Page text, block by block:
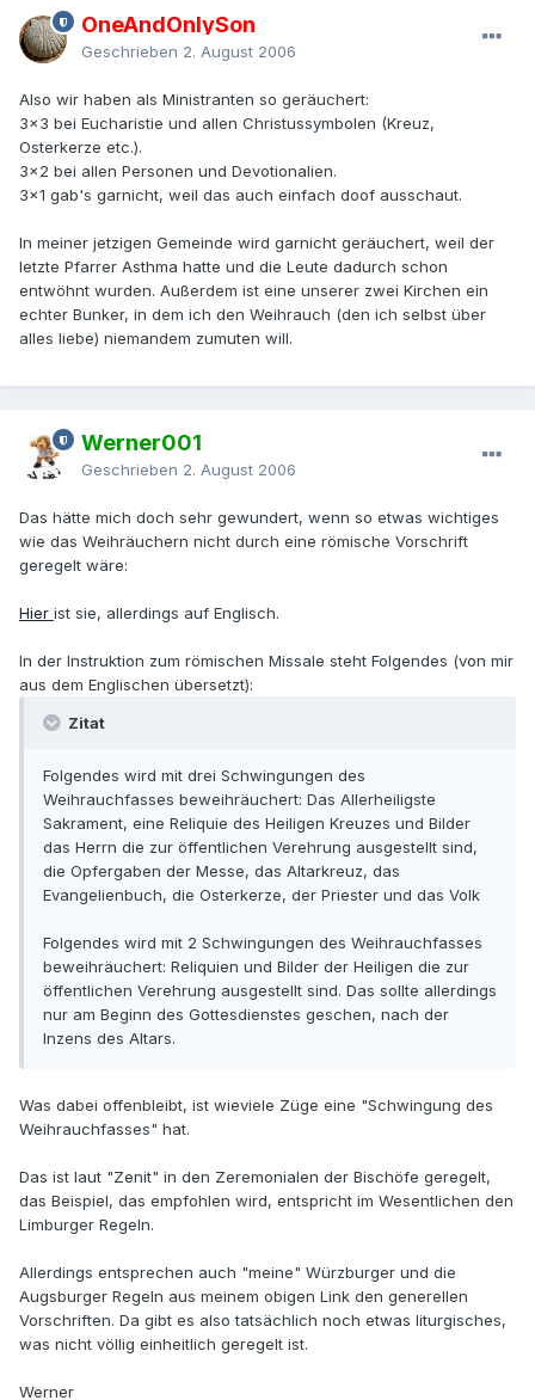
OneAndOnlySon
Geschrieben 2. August 2006
Also wir haben als Ministranten so geräuchert:
3x3 bei Eucharistie und allen Christussymbolen (Kreuz,
Osterkerze etc.).
3x2 bei allen Personen und Devotionalien.
3x1 gab's garnicht, weil das auch einfach doof ausschaut.
In meiner jetzigen Gemeinde wird garnicht geräuchert, weil der
letzte Pfarrer Asthma hatte und die Leute dadurch schon
entwöhnt wurden. Außerdem ist eine unserer zwei Kirchen ein
echter Bunker, in dem ich den Weihrauch (den ich selbst über
alles liebe) niemandem zumuten will.
Werner001
Geschrieben 2. August 2006
Das hätte mich doch sehr gewundert, wenn so etwas wichtiges
wie das Weihräuchern nicht durch eine römische Vorschrift
geregelt wäre:
Hier ist sie, allerdings auf Englisch.
In der Instruktion zum römischen Missale steht Folgendes (von mir
aus dem Englischen übersetzt):
Zitat
Folgendes wird mit drei Schwingungen des
Weihrauchfasses beweihräuchert: Das Allerheiligste
Sakrament, eine Reliquie des Heiligen Kreuzes und Bilder
das Herrn die zur öffentlichen Verehrung ausgestellt sind,
die Opfergaben der Messe, das Altarkreuz, das
Evangelienbuch, die Osterkerze, der Priester und das Volk
Folgendes wird mit 2 Schwingungen des Weihrauchfasses
beweihräuchert: Reliquien und Bilder der Heiligen die zur
öffentlichen Verehrung ausgestellt sind. Das sollte allerdings
nur am Beginn des Gottesdienstes geschen, nach der
Inzens des Altars.
Was dabei offenbleibt, ist wieviele Züge eine "Schwingung des
Weihrauchfasses" hat.
Das ist laut "Zenit" in den Zeremonialen der Bischöfe geregelt,
das Beispiel, das empfohlen wird, entspricht im Wesentlichen den
Limburger Regeln.
Allerdings entsprechen auch "meine" Würzburger und die
Augsburger Regeln aus meinem obigen Link den generellen
Vorschriften. Da gibt es also tatsächlich noch etwas liturgisches,
was nicht völlig einheitlich geregelt ist.
Werner